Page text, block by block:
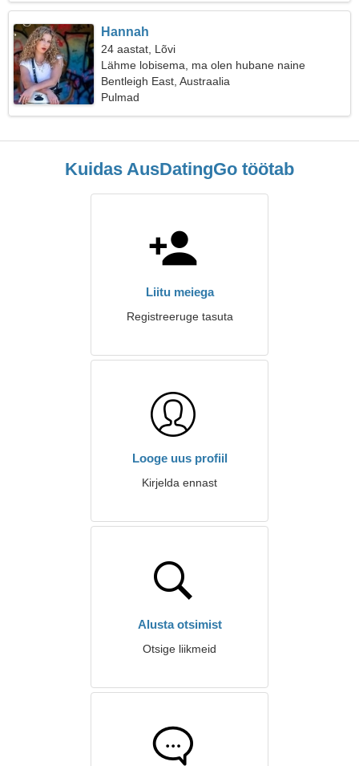
Hannah
24 aastat, Lõvi
Lähme lobisema, ma olen hubane naine
Bentleigh East, Austraalia
Pulmad
Kuidas AusDatingGo töötab
Liitu meiega
Registreeruge tasuta
Looge uus profiil
Kirjelda ennast
Alusta otsimist
Otsige liikmeid